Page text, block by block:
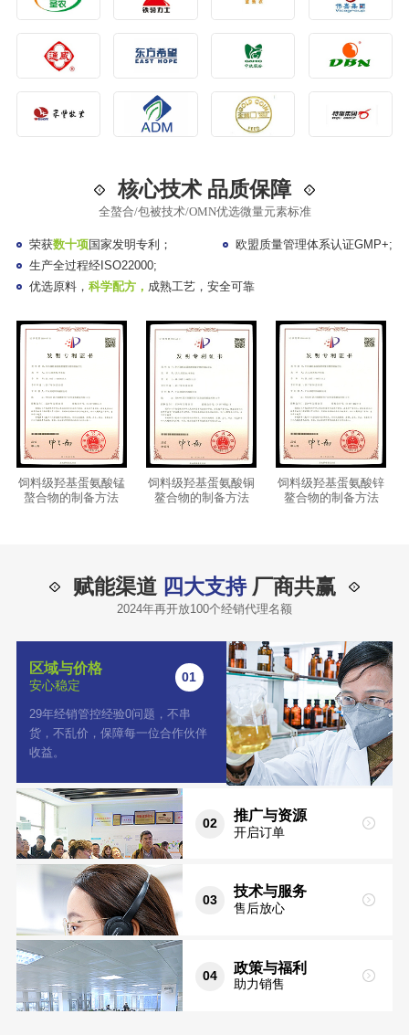
核心技术 品质保障
全螯合/包被技术/OMN优选微量元素标准
荣获数十项国家发明专利；
欧盟质量管理体系认证GMP+;
生产全过程经ISO22000;
优选原料， 科学配方， 成熟工艺，安全可靠
饲料级羟基蛋氨酸锰
螯合物的制备方法
饲料级羟基蛋氨酸铜
鳌合物的制备方法
饲料级羟基蛋氨酸锌
鳌合物的制备方法
赋能渠道 四大支持厂商共赢
2024年再开放100个经销代理名额
01
区域与价格
安心稳定
29年经销管控经验0问题，不串
货，不乱价，保障每一位合作伙伴
收益。
02
推广与资源
开启订单
03
技术与服务
售后放心
04
政策与福利
助力销售